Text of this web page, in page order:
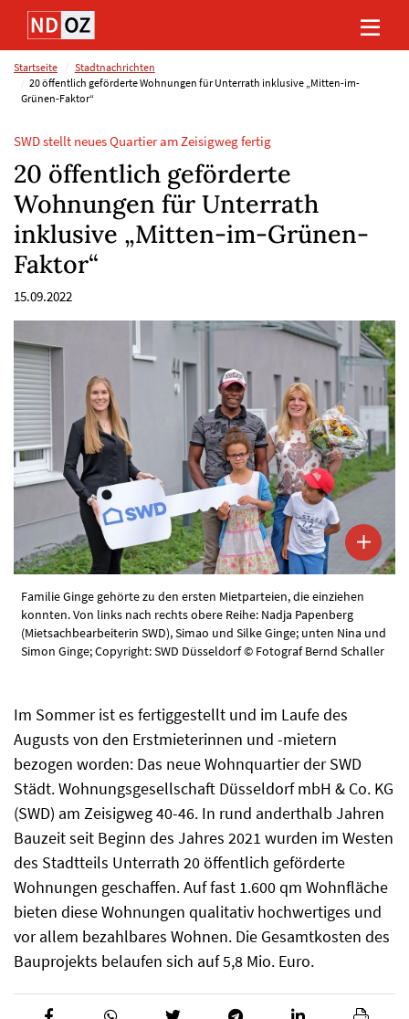
Direkt
Inhalt
(Eingabetaste)
Direkt
Hauptmenu
(Eingabetaste)
Direkt
Suche
(Eingabetaste)
Direkt
Footer
(Eingabetaste)
Startseite
Stadtnachrichten
20 öffentlich geförderte Wohnungen für Unterrath inklusive „Mitten-im-
Grünen-Faktor“
SWD stellt neues Quartier am Zeisigweg fertig
20 öffentlich geförderte
Wohnungen für Unterrath
inklusive „Mitten-im-Grünen-
Faktor“
15.09.2022
Familie Ginge gehörte zu den ersten Mietparteien, die einziehen
konnten. Von links nach rechts obere Reihe: Nadja Papenberg
(Mietsachbearbeiterin SWD), Simao und Silke Ginge; unten Nina und
Simon Ginge; Copyright: SWD Düsseldorf © Fotograf Bernd Schaller
Im Sommer ist es fertiggestellt und im Laufe des
Augusts von den Erstmieterinnen und -mietern
bezogen worden: Das neue Wohnquartier der SWD
Städt. Wohnungsgesellschaft Düsseldorf mbH & Co. KG
(SWD) am Zeisigweg 40-46. In rund anderthalb Jahren
Bauzeit seit Beginn des Jahres 2021 wurden im Westen
des Stadtteils Unterrath 20 öffentlich geförderte
Wohnungen geschaffen. Auf fast 1.600 qm Wohnfläche
bieten diese Wohnungen qualitativ hochwertiges und
vor allem bezahlbares Wohnen. Die Gesamtkosten des
Bauprojekts belaufen sich auf 5,8 Mio. Euro.